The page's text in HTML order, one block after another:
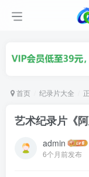
首页 纪录片大全
艺术纪录片《
admin
6个月前发布